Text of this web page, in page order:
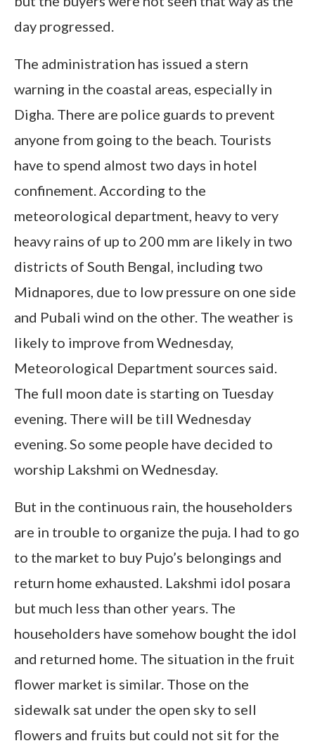
day progressed.
The administration has issued a stern
warning in the coastal areas, especially in
Digha. There are police guards to prevent
anyone from going to the beach. Tourists
have to spend almost two days in hotel
confinement. According to the
meteorological department, heavy to very
heavy rains of up to 200 mm are likely in two
districts of South Bengal, including two
Midnapores, due to low pressure on one side
and Pubali wind on the other. The weather is
likely to improve from Wednesday,
Meteorological Department sources said.
The full moon date is starting on Tuesday
evening. There will be till Wednesday
evening. So some people have decided to
worship Lakshmi on Wednesday.
But in the continuous rain, the householders
are in trouble to organize the puja. I had to go
to the market to buy Pujo’s belongings and
return home exhausted. Lakshmi idol posara
but much less than other years. The
householders have somehow bought the idol
and returned home. The situation in the fruit
flower market is similar. Those on the
sidewalk sat under the open sky to sell
flowers and fruits but could not sit for the